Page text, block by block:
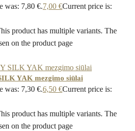
was: 7,80 €.7,00 €Current price is:
product has multiple variants. The
on the product page
YAK mezgimo siūlai
was: 7,30 €.6,50 €Current price is:
product has multiple variants. The
on the product page